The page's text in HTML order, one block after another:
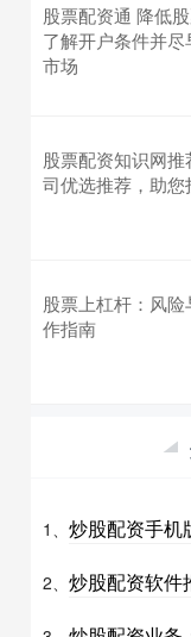
股票配资通 降低
了解开户条件并
市场
股票配资知识网
司优选推荐，助您
股票上杠杆：风
作指南
1、 炒股配资手机
2、 炒股配资软件